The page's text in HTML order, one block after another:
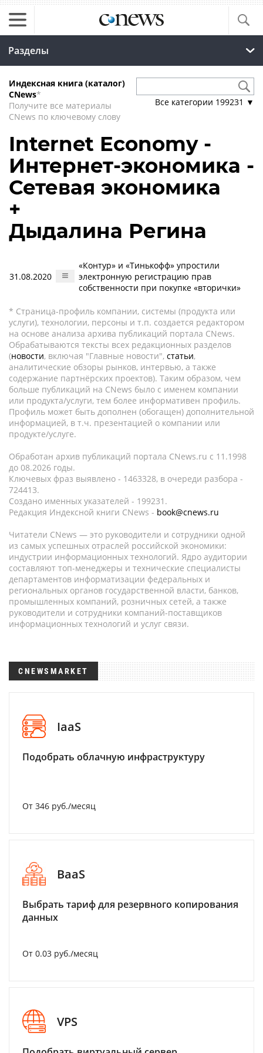
Разделы
Индексная книга (каталог)
CNews*
Получите все материалы
CNews по ключевому слову
Все категории 199231 ▼
Internet Economy -
Интернет-экономика -
Сетевая экономика
+
Дыдалина Регина
31.08.2020
«Контур» и «Тинькофф» упростили
электронную регистрацию прав
собственности при покупке «вторички»
* Страница-профиль компании, системы (продукта или
услуги), технологии, персоны и т.п. создается редактором
на основе анализа архива публикаций портала CNews.
Обрабатываются тексты всех редакционных разделов
(новости, включая "Главные новости", статьи,
аналитические обзоры рынков, интервью, а также
содержание партнёрских проектов). Таким образом, чем
больше публикаций на CNews было с именем компании
или продукта/услуги, тем более информативен профиль.
Профиль может быть дополнен (обогащен) дополнительной
информацией, в т.ч. презентацией о компании или
продукте/услуге.
Обработан архив публикаций портала CNews.ru c 11.1998
до 08.2026 годы.
Ключевых фраз выявлено - 1463328, в очереди разбора -
724413.
Создано именных указателей - 199231.
Редакция Индексной книги CNews - book@cnews.ru
Читатели CNews — это руководители и сотрудники одной
из самых успешных отраслей российской экономики:
индустрии информационных технологий. Ядро аудитории
составляют топ-менеджеры и технические специалисты
департаментов информатизации федеральных и
региональных органов государственной власти, банков,
промышленных компаний, розничных сетей, а также
руководители и сотрудники компаний-поставщиков
информационных технологий и услуг связи.
CNEWSMARKET
IaaS
Подобрать облачную инфраструктуру
От 346 руб./месяц
BaaS
Выбрать тариф для резервного копирования
данных
От 0.03 руб./месяц
VPS